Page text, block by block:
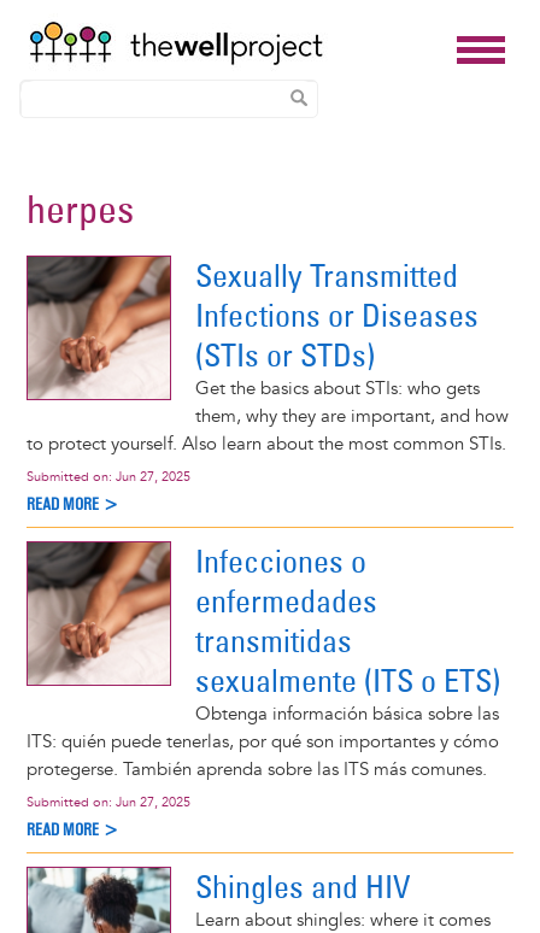
herpes
Sexually Transmitted
Infections or Diseases
(STIs or STDs)
Get the basics about STIs: who gets
them, why they are important, and how
to protect yourself. Also learn about the most common STIs.
Submitted on: Jun 27, 2025
READ MORE >
Infecciones o
enfermedades
transmitidas
sexualmente (ITS o ETS)
Obtenga información básica sobre las
ITS: quién puede tenerlas, por qué son importantes y cómo
protegerse. También aprenda sobre las ITS más comunes.
Submitted on: Jun 27, 2025
READ MORE >
Shingles and HIV
Learn about shingles: where it comes